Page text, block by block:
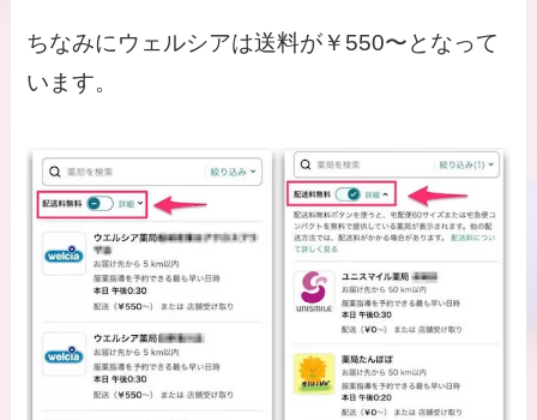
ちなみにウェルシアは送料が￥550〜となって
います。